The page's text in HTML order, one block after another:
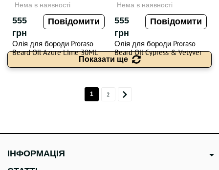
Нема в наявності
555
грн
Повідомити
Олія для бороди Proraso
Beard Oil Azure Lime 30ML
Нема в наявності
555
грн
Повідомити
Олія для бороди Proraso
Beard Oil Cypress & Vetyver
30ML
Показати ще
1 2
ІНФОРМАЦІЯ